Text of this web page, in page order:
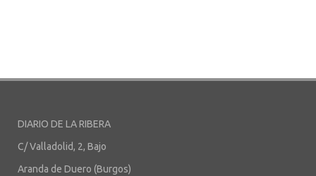
DIARIO DE LA RIBERA
C/ Valladolid, 2, Bajo
Aranda de Duero (Burgos)